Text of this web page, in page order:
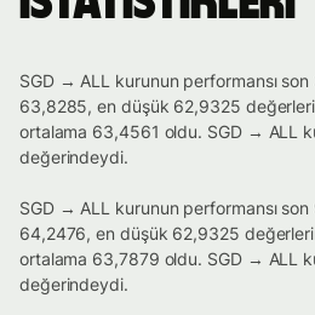
SGD → ALL kurunun performansı
63,8285, en düşük 62,9325
ortalama 63,4561 oldu. SGD → ALL
değerindeydi.
SGD → ALL kurunun performansı
64,2476, en düşük 62,9325
ortalama 63,7879 oldu. SGD → ALL
değerindeydi.